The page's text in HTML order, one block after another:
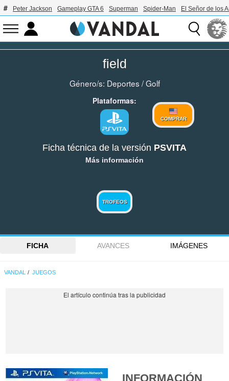
Peter Jackson Gameplay GTA 6 Superman Spider-Man El Señor de los
field
Género/s: Deportes/Golf
Plataformas:
COMPRAR
Ficha técnica de la versión PSVITA
Más información
TROFEOS
FICHA AVANCES IMÁGENES
VANDAL JUEGOS
INFORMACIÓN